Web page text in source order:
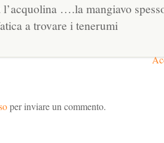
….la mangiavo
a trovare i tenerumi
per inviare un commento.